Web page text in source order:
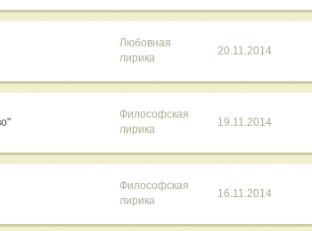
Любовная
лирика
20.11.2014
Философская
лирика
19.11.2014
Философская
лирика
16.11.2014